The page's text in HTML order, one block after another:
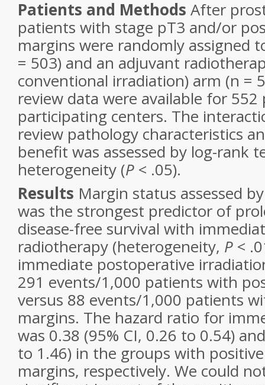
Patients and Methods After
patients with stage pT3 and/or
margins were randomly assigned
= 503) and an adjuvant
conventional irradiation) arm (n =
review data were available for
participating centers. The
review pathology characteristics
benefit was assessed by log-rank
heterogeneity (P < .05).
Results Margin status assessed
was the strongest predictor of
disease-free survival with
radiotherapy (heterogeneity, P <
immediate postoperative
291 events/1,000 patients with
versus 88 events/1,000 patients
margins. The hazard ratio for
was 0.38 (95% CI, 0.26 to 0.54)
to 1.46) in the groups with
margins, respectively. We could